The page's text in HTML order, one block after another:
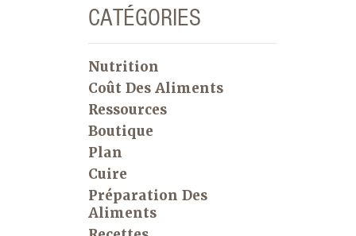
CATÉGORIES
Nutrition
Coût Des Aliments
Ressources
Boutique
Plan
Cuire
Préparation Des
Aliments